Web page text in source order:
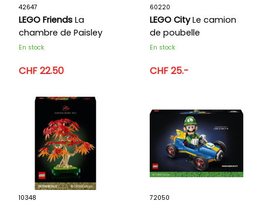
42647
LEGO Friends La
chambre de Paisley
En stock
CHF 22.50
60220
LEGO CityLe camion
de poubelle
En stock
CHF 25.-
10348 72050